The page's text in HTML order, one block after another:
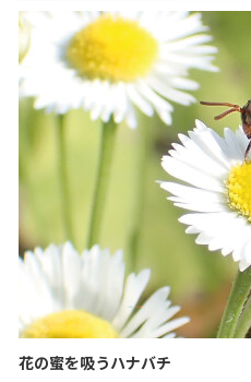
花の蜜を吸うハナバチ